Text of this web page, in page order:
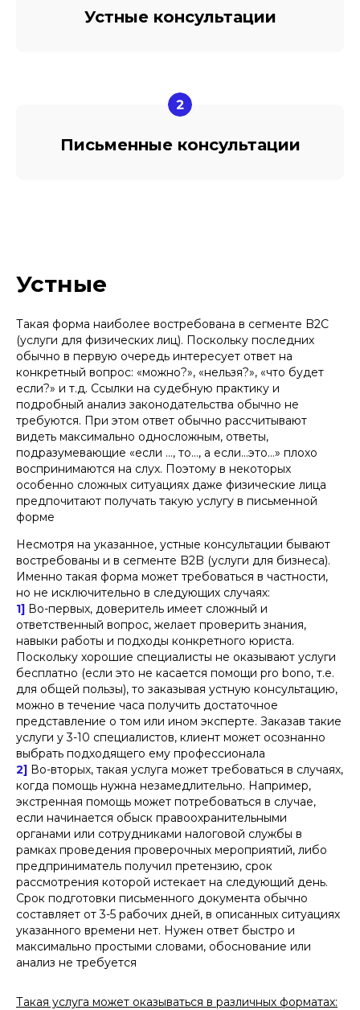
Устные консультации
Письменные консультации
Устные
Такая форма наиболее востребована в сегменте B2C
(услуги для физических лиц). Поскольку последних
обычно в первую очередь интересует ответ на
конкретный вопрос: «можно?», «нельзя?», «что будет
если?» и т.д. Ссылки на судебную практику и
подробный анализ законодательства обычно не
требуются. При этом ответ обычно рассчитывают
видеть максимально односложным, ответы,
подразумевающие «если …, то…, а если…это…» плохо
воспринимаются на слух. Поэтому в некоторых
особенно сложных ситуациях даже физические лица
предпочитают получать такую услугу в письменной
форме
Несмотря на указанное, устные консультации бывают
востребованы и в сегменте B2B (услуги для бизнеса).
Именно такая форма может требоваться в частности,
но не исключительно в следующих случаях:
1] Во-первых, доверитель имеет сложный и
ответственный вопрос, желает проверить знания,
навыки работы и подходы конкретного юриста.
Поскольку хорошие специалисты не оказывают услуги
бесплатно (если это не касается помощи pro bono, т.е.
для общей пользы), то заказывая устную консультацию,
можно в течение часа получить достаточное
представление о том или ином эксперте. Заказав такие
услуги у 3-10 специалистов, клиент может осознанно
выбрать подходящего ему профессионала
2] Во-вторых, такая услуга может требоваться в случаях,
когда помощь нужна незамедлительно. Например,
экстренная помощь может потребоваться в случае,
если начинается обыск правоохранительными
органами или сотрудниками налоговой службы в
рамках проведения проверочных мероприятий, либо
предприниматель получил претензию, срок
рассмотрения которой истекает на следующий день.
Срок подготовки письменного документа обычно
составляет от 3-5 рабочих дней, в описанных ситуациях
указанного времени нет. Нужен ответ быстро и
максимально простыми словами, обоснование или
анализ не требуется
Такая услуга может оказываться в различных форматах: